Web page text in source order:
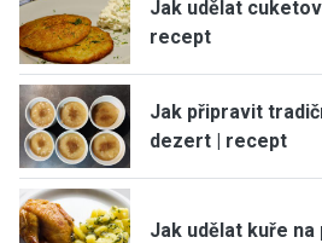
Jak udělat
recept
Jak připravit
dezert | recept
Jak udělat kuře